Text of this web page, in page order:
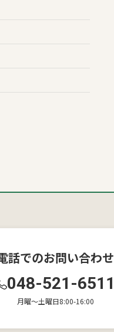
話でのお問い合わせ
048-521-6511
月曜〜土曜日8:00-16:00